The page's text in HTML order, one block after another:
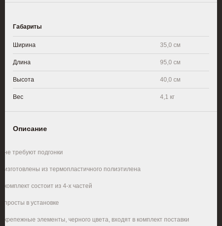
Габариты
Ширина 35,0 см
Длина 95,0 см
Высота 40,0 см
Вес 4,1 кг
Описание
не требуют подгонки
изготовлены из термопластичного полиэтилена
комплект состоит из 4-х частей
просты в установке
крепежные элементы, черного цвета, входят в комплект поставки